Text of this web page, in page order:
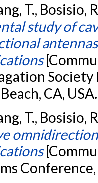
T., Bosisio,
study of
CA,
T., Bosisio,